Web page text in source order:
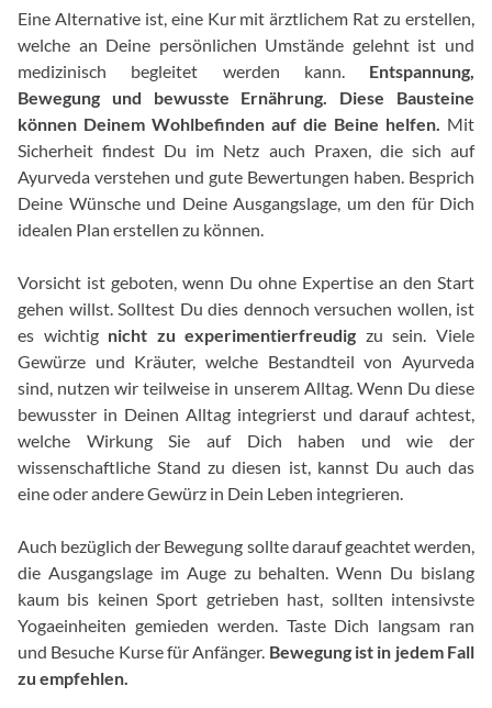
Eine Alternative ist, eine Kur mit ärztlichem Rat zu erstellen,
welche an Deine persönlichen Umstände gelehnt ist und
medizinisch begleitet werden kann. Entspannung,
Bewegung und bewusste Ernährung. Diese Bausteine
können Deinem Wohlbefinden auf die Beine helfen. Mit
Sicherheit findest Du im Netz auch Praxen, die sich auf
Ayurveda verstehen und gute Bewertungen haben. Besprich
Deine Wünsche und Deine Ausgangslage, um den für Dich
idealen Plan erstellen zu können.
Vorsicht ist geboten, wenn Du ohne Expertise an den Start
gehen willst. Solltest Du dies dennoch versuchen wollen, ist
es wichtig nicht zu experimentierfreudig zu sein. Viele
Gewürze und Kräuter, welche Bestandteil von Ayurveda
sind, nutzen wir teilweise in unserem Alltag. Wenn Du diese
bewusster in Deinen Alltag integrierst und darauf achtest,
welche Wirkung Sie auf Dich haben und wie der
wissenschaftliche Stand zu diesen ist, kannst Du auch das
eine oder andere Gewürz in Dein Leben integrieren.
Auch bezüglich der Bewegung sollte darauf geachtet werden,
die Ausgangslage im Auge zu behalten. Wenn Du bislang
kaum bis keinen Sport getrieben hast, sollten intensivste
Yogaeinheiten gemieden werden. Taste Dich langsam ran
und Besuche Kurse für Anfänger. Bewegung ist in jedem Fall
zu empfehlen.